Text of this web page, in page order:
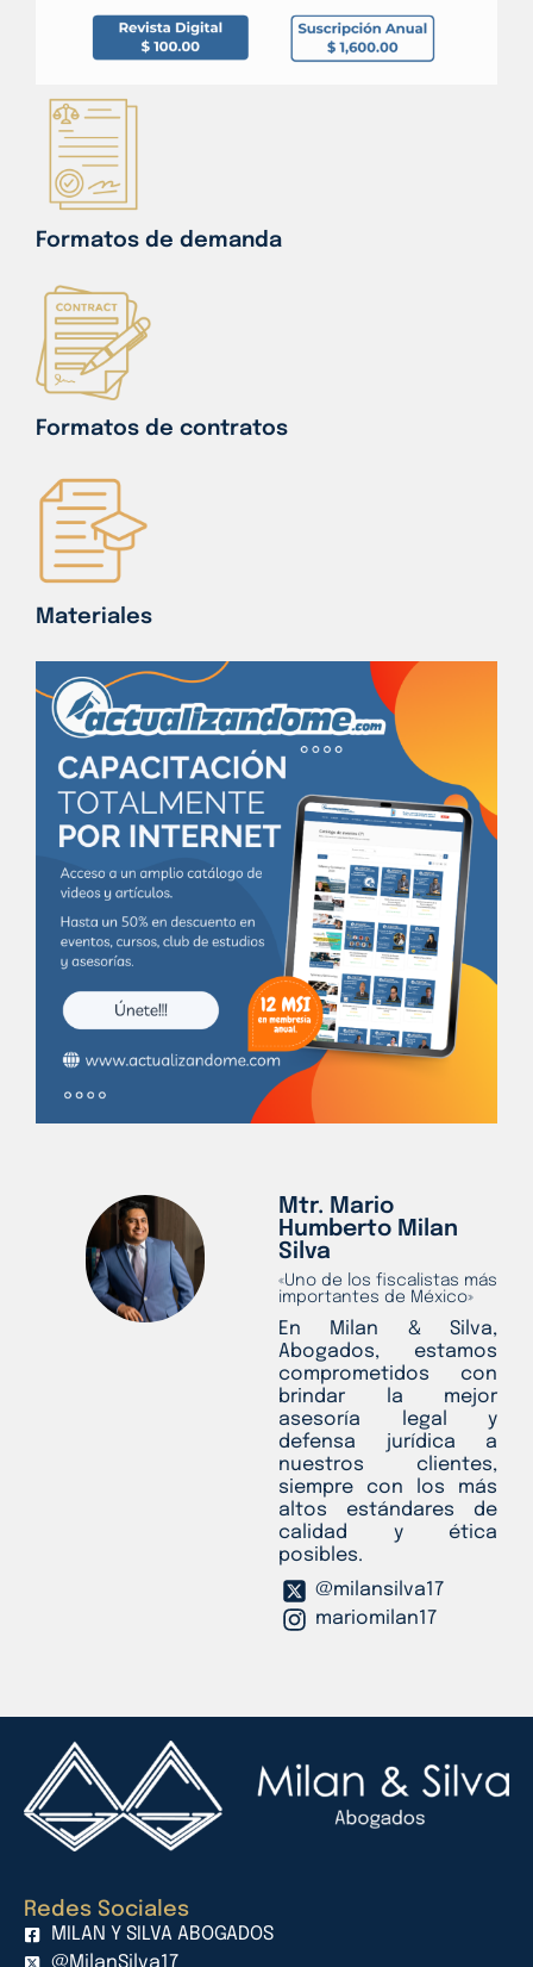
Formatos de demanda
Formatos de contratos
Materiales
Mtr. Mario
Humberto Milan
Silva
«Uno de los fiscalistas más
importantes de México»
En Milan & Silva,
Abogados, estamos
comprometidos con
brindar la mejor
asesoría legal y
defensa jurídica a
nuestros clientes,
siempre con los más
altos estándares de
calidad y ética
posibles.
@milansilva17
mariomilan17
Redes Sociales
MILAN Y SILVA ABOGADOS